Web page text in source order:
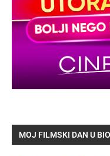
MOJ FILMSKI DAN U